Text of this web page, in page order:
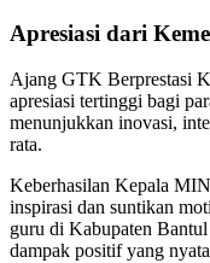
Apresiasi dari
Ajang GTK Berprestasi
apresiasi tertinggi bagi
menunjukkan inovasi,
rata.
Keberhasilan Kepala
inspirasi dan suntikan
guru di Kabupaten
dampak positif yang